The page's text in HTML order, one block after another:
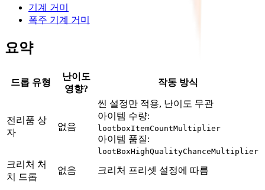
기계 거미
폭주 기계 거미
요약
드롭 유형
난이도
영향?
작동 방식
전리품 상
자
없음
씬 설정만 적용, 난이도 무관
아이템 수량:
lootboxItemCountMultiplier
아이템 품질:
lootBoxHighQualityChanceMultiplier
크리처 처
치 드롭
없음 크리처 프리셋 설정에 따름